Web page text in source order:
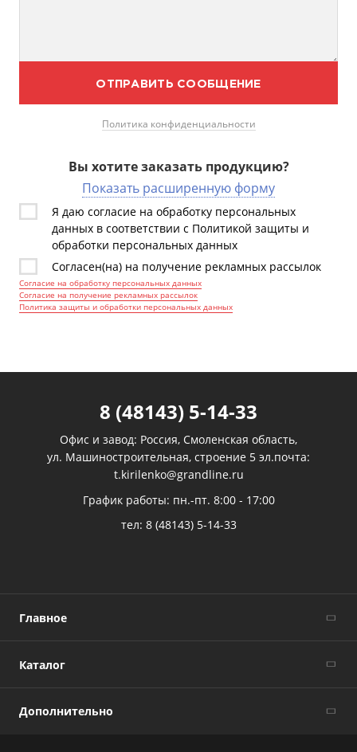
ОТПРАВИТЬ СООБЩЕНИЕ
Вы хотите заказать продукцию?
Показать расширенную форму
Политика конфиденциальности
Я даю согласие на обработку персональных
данных в соответствии с Политикой защиты и
обработки персональных данных
Согласен(на) на получение рекламных рассылок
Согласие на обработку персональных данных
Согласие на получение рекламных рассылок
Политика защиты и обработки персональных данных
Главное
Каталог
Дополнительно
8 (48143) 5-14-33
Офис и завод: Россия, Смоленская область,
ул. Машиностроительная, строение 5 эл.почта:
t.kirilenko@grandline.ru
График работы: пн.-пт. 8:00 - 17:00
тел: 8 (48143) 5-14-33